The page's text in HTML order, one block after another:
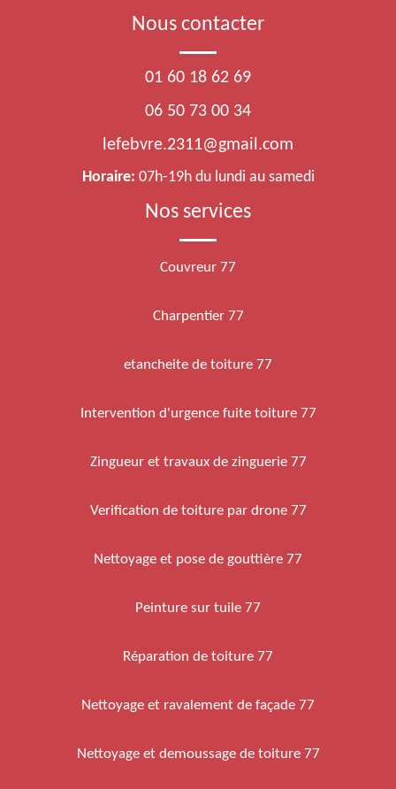
Nous contacter
01 60 18 62 69
06 50 73 00 34
lefebvre.2311@gmail.com
Horaire: 07h-19h du lundi au samedi
Nos services
Couvreur 77
Charpentier 77
etancheite de toiture 77
Intervention d'urgence fuite toiture 77
Zingueur et travaux de zinguerie 77
Verification de toiture par drone 77
Nettoyage et pose de gouttière 77
Peinture sur tuile 77
Réparation de toiture 77
Nettoyage et ravalement de façade 77
Nettoyage et demoussage de toiture 77